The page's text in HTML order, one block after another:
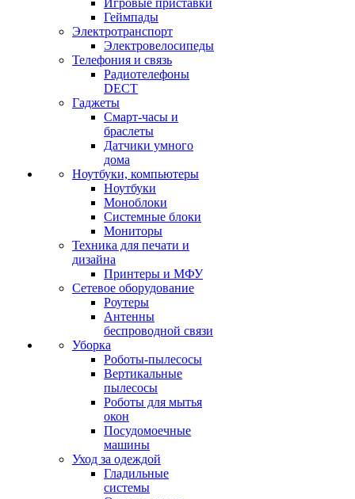
Игровые приставки
Геймпады
Электротранспорт
Электровелосипеды
Телефония и связь
Радиотелефоны
DECT
Гаджеты
Смарт-часы и
браслеты
Датчики умного
дома
Ноутбуки, компьютеры
Ноутбуки
Моноблоки
Системные блоки
Мониторы
Техника для печати и
дизайна
Принтеры и МФУ
Сетевое оборудование
Роутеры
Антенны
беспроводной связи
Уборка
Роботы-пылесосы
Вертикальные
пылесосы
Роботы для мытья
окон
Посудомоечные
машины
Уход за одеждой
Гладильные
системы